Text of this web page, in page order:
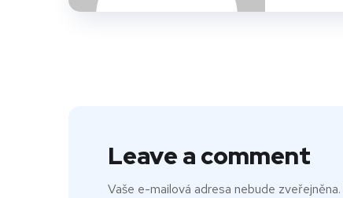
Leave a comment
Vaše e-mailová adresa nebude zveřejněna.